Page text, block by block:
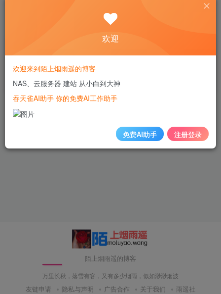
评论
Panabit智能应用网关网络出口分析与
优化解决方案-运营商
2年前
陌上烟雨遥的博客
万里长秋，落雪有客，又有多少烟雨，似如渺渺烟波
友链申请 隐私与声明 广告合作 关于我们 雨遥社
欢迎
欢迎来到陌上烟雨遥的博客
NAS、云服务器 建站 从小白到大神
吞天雀AI助手 你的免费AI工作助手
免费AI助手 注册登录